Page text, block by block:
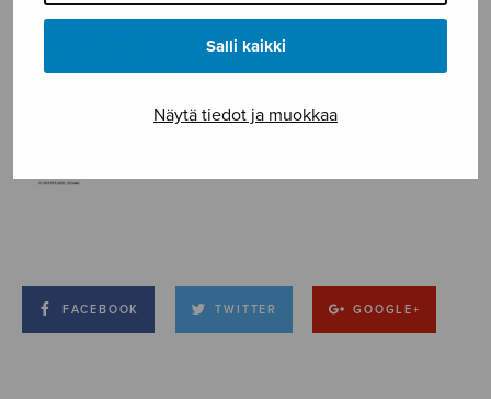
Salli kaikki
Näytä tiedot ja muokkaa
FACEBOOK TWITTER GOOGLE+